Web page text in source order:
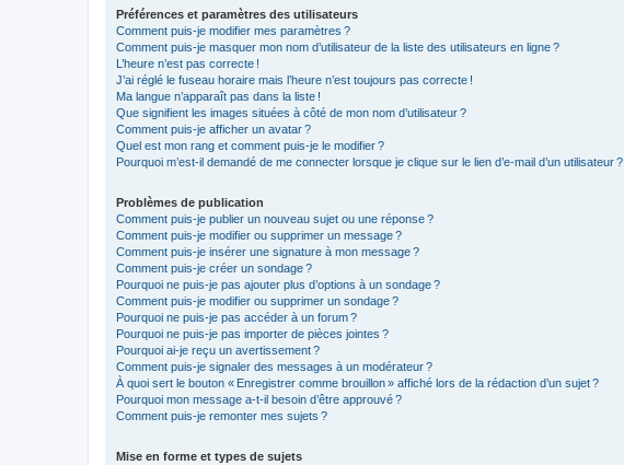
Préférences et paramètres des utilisateurs
Comment puis-je modifier mes paramètres ?
Comment puis-je masquer mon nom d’utilisateur de la liste des utilisateurs en ligne ?
L’heure n’est pas correcte !
J’ai réglé le fuseau horaire mais l’heure n’est toujours pas correcte !
Ma langue n’apparaît pas dans la liste !
Que signifient les images situées à côté de mon nom d’utilisateur ?
Comment puis-je afficher un avatar ?
Quel est mon rang et comment puis-je le modifier ?
Pourquoi m’est-il demandé de me connecter lorsque je clique sur le lien d’e-mail d’un utilisateur ?
Problèmes de publication
Comment puis-je publier un nouveau sujet ou une réponse ?
Comment puis-je modifier ou supprimer un message ?
Comment puis-je insérer une signature à mon message ?
Comment puis-je créer un sondage ?
Pourquoi ne puis-je pas ajouter plus d’options à un sondage ?
Comment puis-je modifier ou supprimer un sondage ?
Pourquoi ne puis-je pas accéder à un forum ?
Pourquoi ne puis-je pas importer de pièces jointes ?
Pourquoi ai-je reçu un avertissement ?
Comment puis-je signaler des messages à un modérateur ?
À quoi sert le bouton « Enregistrer comme brouillon » affiché lors de la rédaction d’un sujet ?
Pourquoi mon message a-t-il besoin d’être approuvé ?
Comment puis-je remonter mes sujets ?
Mise en forme et types de sujets